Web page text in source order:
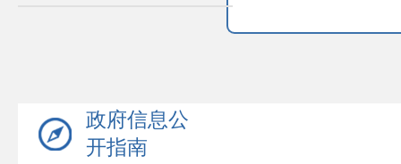
政府信息公
开指南